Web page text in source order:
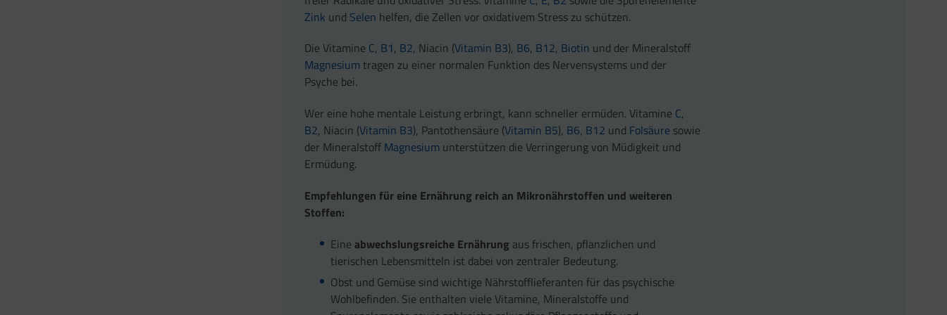
Zink und Selen helfen, die Zellen vor oxidativem Stress zu schützen.
Die Vitamine C, B1, B2, Niacin (Vitamin B3), B6, B12, Biotin und der Mineralstoff
Magnesium tragen zu einer normalen Funktion des Nervensystems und der
Psyche bei.
Wer eine hohe mentale Leistung erbringt, kann schneller ermüden. Vitamine C,
B2, Niacin (Vitamin B3), Pantothensäure (Vitamin B5), B6, B12 und Folsäure sowie
der Mineralstoff Magnesium unterstützen die Verringerung von Müdigkeit und
Ermüdung.
Empfehlungen für eine Ernährung reich an Mikronährstoffen und weiteren
Stoffen:
Eineabwechslungsreiche Ernährung aus frischen, pflanzlichen und
tierischen Lebensmitteln ist dabei von zentraler Bedeutung.
Obst und Gemüse sind wichtige Nährstofflieferanten für das psychische
Wohlbefinden. Sie enthalten viele Vitamine, Mineralstoffe und